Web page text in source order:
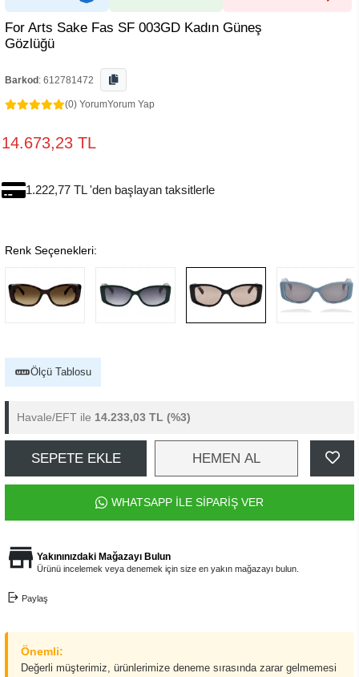
For Arts Sake Fas SF 003GD Kadın Güneş
Gözlüğü
Barkod : 612781472
(0) YorumYorum Yap
14.673,23 TL
1.222,77 TL 'den başlayan taksitlerle
Renk Seçenekleri:
Ölçü Tablosu
Havale/EFT ile 14.233,03 TL (%3)
SEPETE EKLE HEMEN AL
WHATSAPP İLE SİPARİŞ VER
Yakınınızdaki Mağazayı Bulun
Ürünü incelemek veya denemek için size en yakın mağazayı bulun.
Paylaş
Önemli:
Değerli müşterimiz, ürünlerimize deneme sırasında zarar gelmemesi